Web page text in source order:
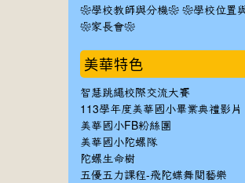
❀學校教師與分機❀ ❀學校位置
❀家長會❀
美華特色
智慧跳繩校際交流大賽
113學年度美華國小畢業典禮影片
美華國小FB粉絲團
美華國小陀螺隊
陀螺生命樹
五優五力課程-飛陀蝶舞閱藝樂